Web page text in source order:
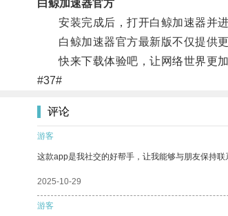
白鲸加速器官方
安装完成后，打开白鲸加速器并进
白鲸加速器官方最新版不仅提供更
快来下载体验吧，让网络世界更加
#37#
评论
游客
这款app是我社交的好帮手，让我能够与朋友保持联
2025-10-29
游客